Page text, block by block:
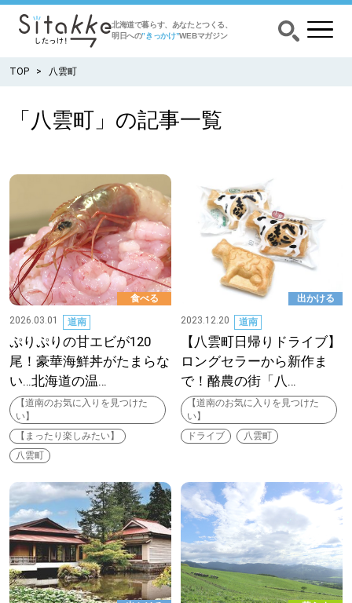
北海道で暮らす、あなたとつくる、
明日への”きっかけ”WEBマガジン
出かける
暮らす
みがく
育む
深める
ゆるむ
LOCAL ローカルエリア
all
TOP 八雲町
「八雲町」の記事一覧
食べる
2026.03.01
道南
ぷりぷりの甘エビが120
尾！豪華海鮮丼がたまらな
い…北海道の温…
【道南のお気に入りを見つけた
い】
【まったり楽しみたい】
八雲町
出かける
2023.12.20
道南
【八雲町日帰りドライブ】
ロングセラーから新作ま
で！酪農の街「八…
【道南のお気に入りを見つけた
い】
ドライブ
八雲町